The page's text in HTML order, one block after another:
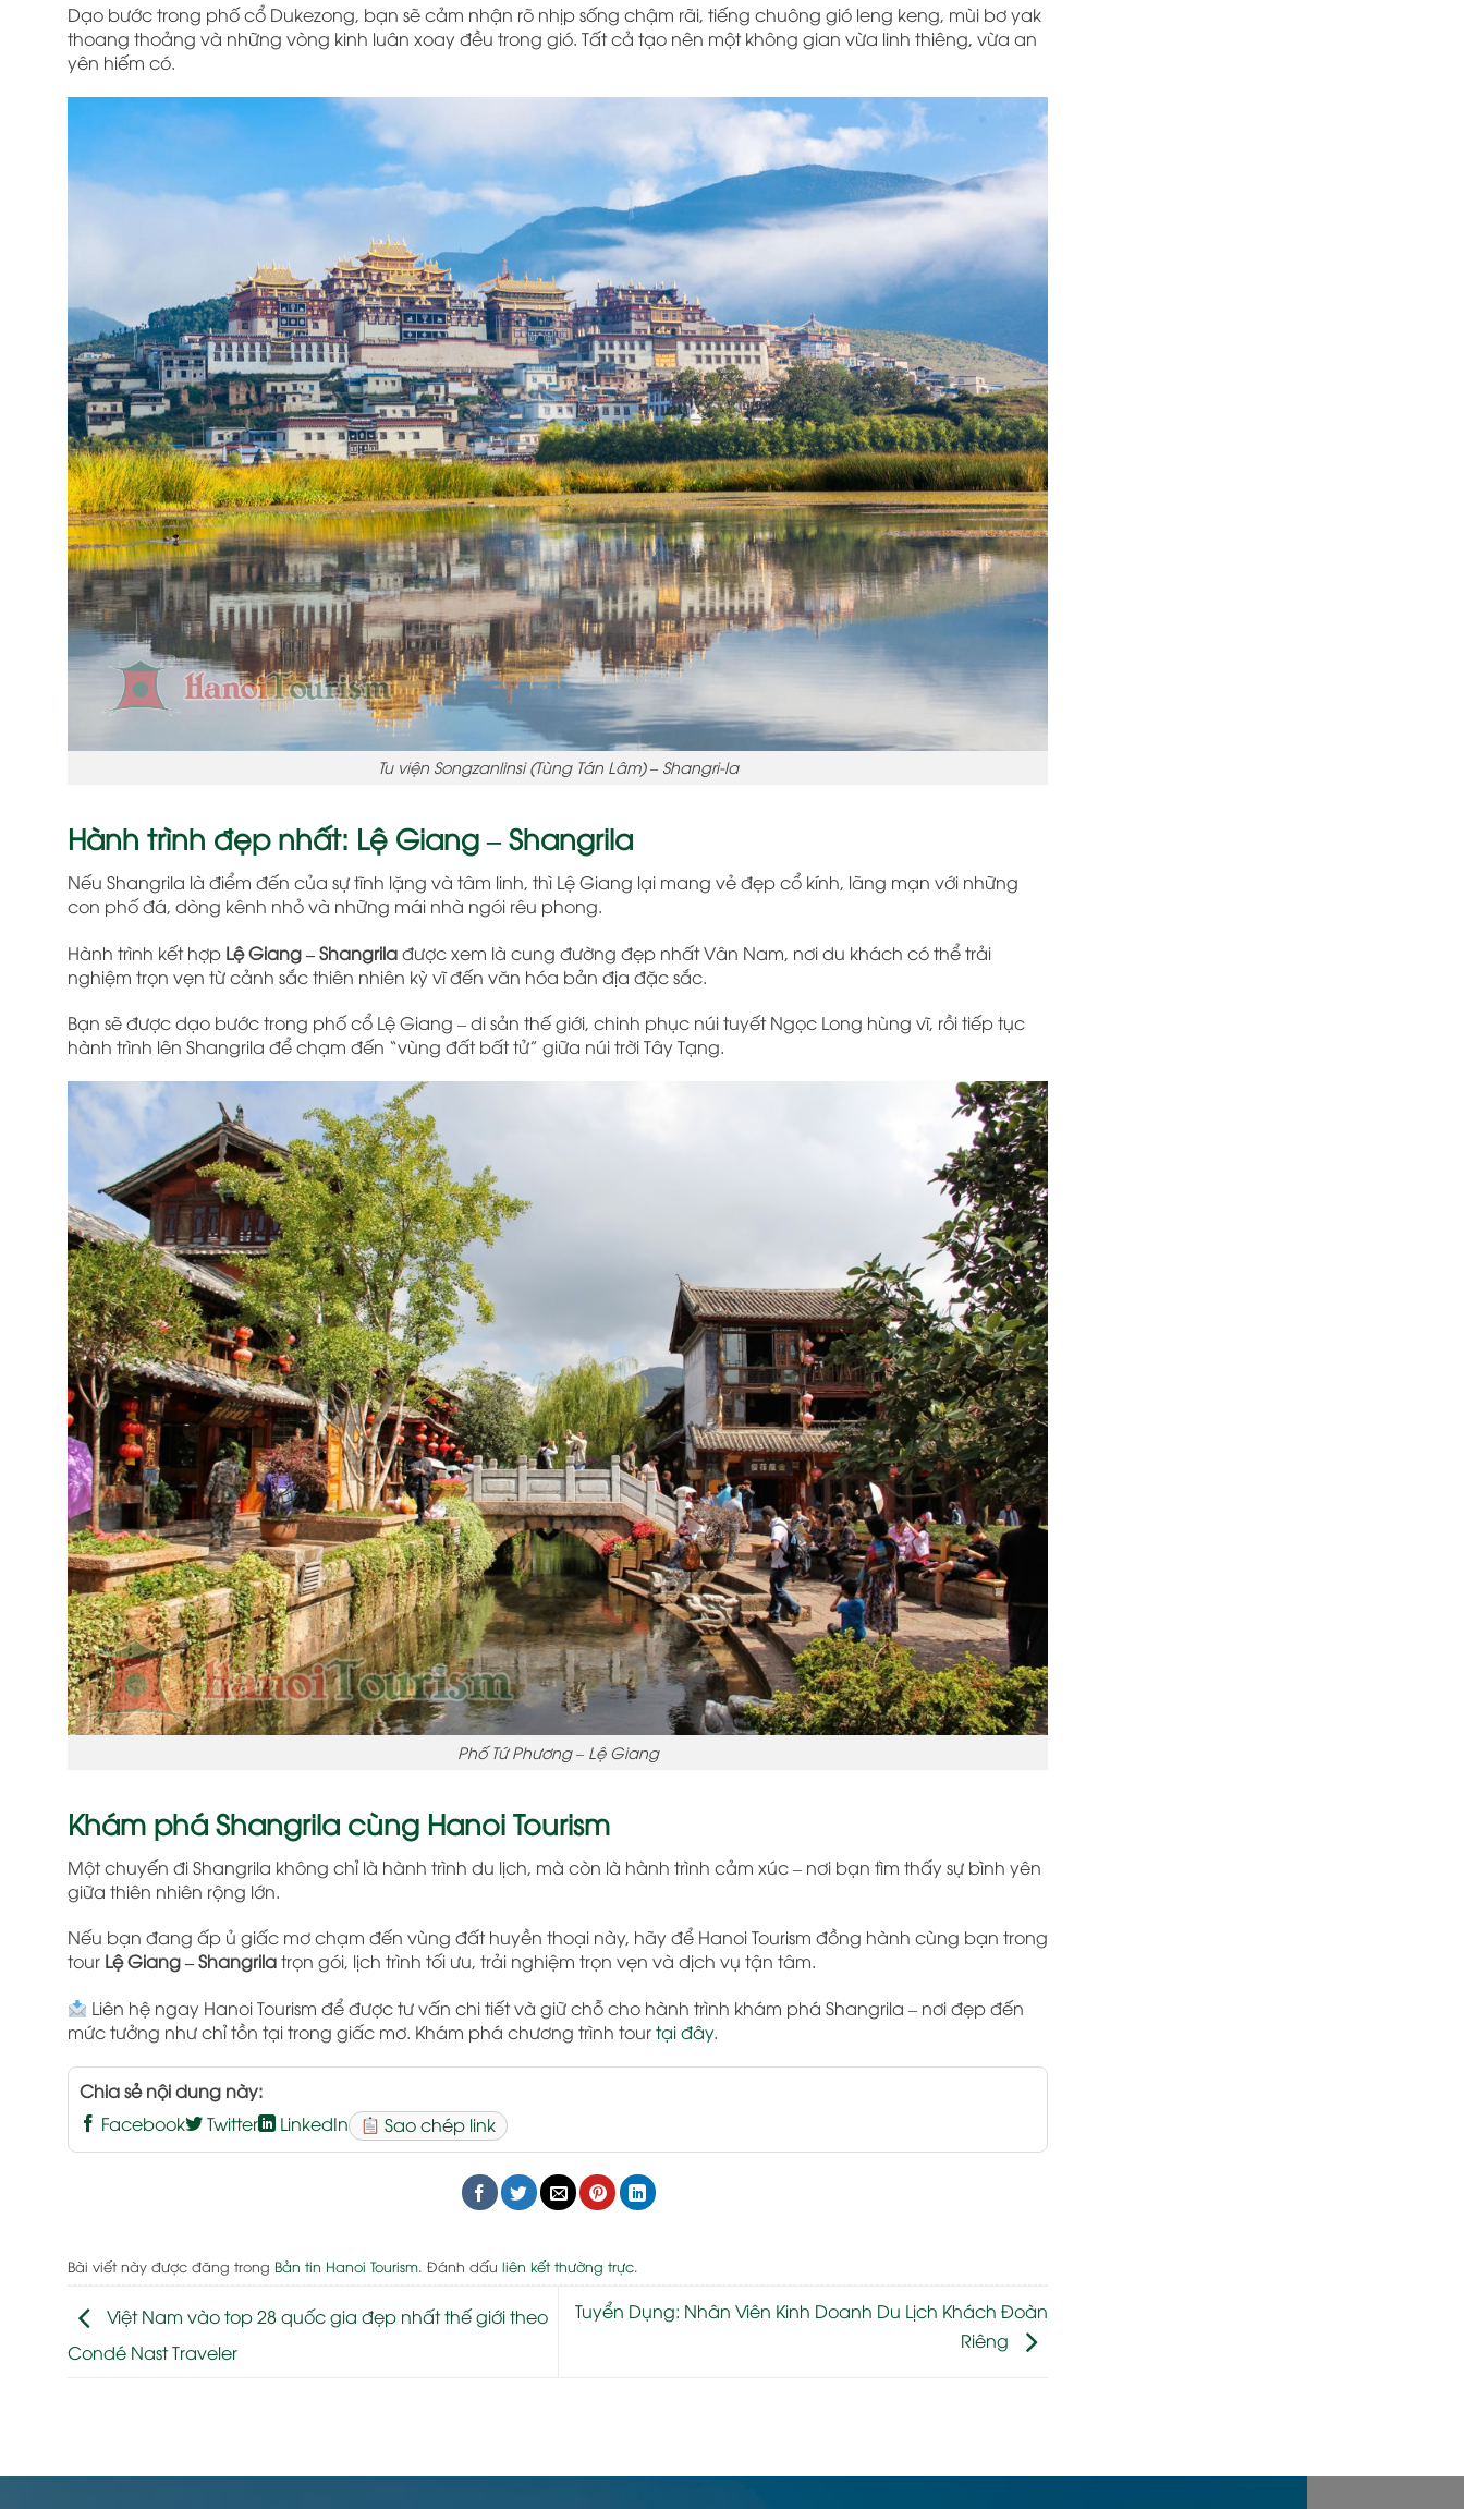
Dạo bước trong phố cổ Dukezong, bạn sẽ cảm nhận rõ nhịp sống chậm rãi, tiếng chuông gió leng keng, mùi bơ yak
thoang thoảng và những vòng kinh luân xoay đều trong gió. Tất cả tạo nên một không gian vừa linh thiêng, vừa an
yên hiếm có.
Tu viện Songzanlinsi (Tùng Tán Lâm) – Shangri-la
Hành trình đẹp nhất: Lệ Giang – Shangrila
Nếu Shangrila là điểm đến của sự tĩnh lặng và tâm linh, thì Lệ Giang lại mang vẻ đẹp cổ kính, lãng mạn với những
con phố đá, dòng kênh nhỏ và những mái nhà ngói rêu phong.
Hành trình kết hợp Lệ Giang – Shangrilađược xem là cung đường đẹp nhất Vân Nam, nơi du khách có thể trải
nghiệm trọn vẹn từ cảnh sắc thiên nhiên kỳ vĩ đến văn hóa bản địa đặc sắc.
Bạn sẽ được dạo bước trong phố cổ Lệ Giang – di sản thế giới, chinh phục núi tuyết Ngọc Long hùng vĩ, rồi tiếp tục
hành trình lên Shangrila để chạm đến “vùng đất bất tử” giữa núi trời Tây Tạng.
Phố Tứ Phương – Lệ Giang
Khám phá Shangrila cùng Hanoi Tourism
Một chuyến đi Shangrila không chỉ là hành trình du lịch, mà còn là hành trình cảm xúc – nơi bạn tìm thấy sự bình yên
giữa thiên nhiên rộng lớn.
Nếu bạn đang ấp ủ giấc mơ chạm đến vùng đất huyền thoại này, hãy để Hanoi Tourism đồng hành cùng bạn trong
tour Lệ Giang – Shangrilatrọn gói, lịch trình tối ưu, trải nghiệm trọn vẹn và dịch vụ tận tâm.
Liên hệ ngay Hanoi Tourism để được tư vấn chi tiết và giữ chỗ cho hành trình khám phá Shangrila – nơi đẹp đến
mức tưởng như chỉ tồn tại trong giấc mơ. Khám phá chương trình tourtại đây.
Chia sẻ nội dung này:
Facebook
Twitter LinkedIn Sao chép link
Bài viết này được đăng trong Bản tin Hanoi Tourism. Đánh dấu liên kết thường trực.
Việt Nam vào top 28 quốc gia đẹp nhất thế giới theo
Condé Nast Traveler
Tuyển Dụng: Nhân Viên Kinh Doanh Du Lịch Khách Đoàn
Riêng